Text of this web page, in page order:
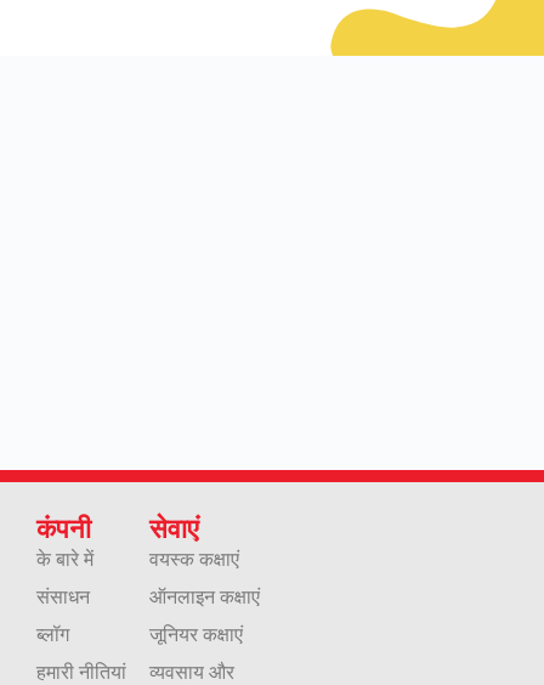
कंपनी
के बारे में
संसाधन
ब्लॉग
हमारी नीतियां
सेवाएं
वयस्क कक्षाएं
ऑनलाइन कक्षाएं
जूनियर कक्षाएं
व्यवसाय और